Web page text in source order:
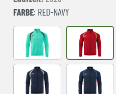
FARBE: RED-NAVY
LIGHT GREEN RED-NAVY
NAVY-GREY NAVY-